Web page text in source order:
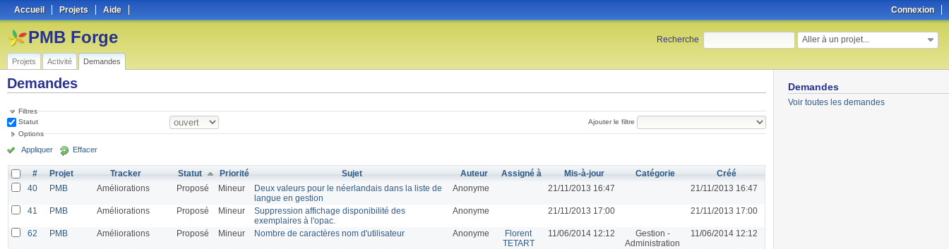
Connexion
Accueil Projets Aide
Recherche: Aller à un projet...
PMB Forge
Projets Activité Demandes
Demandes
Voir toutes les demandes
Demandes
Filtres
Statut
Ajouter le filtre
Options
Appliquer Effacer
# Projet Tracker Statut Priorité Sujet Auteur Assigné à Mis-à-jour Catégorie
Créé
40
PMB Améliorations Proposé Mineur
Deux valeurs pour le néerlandais dans la liste de
langue en gestion
Anonyme 21/11/2013 16:47 21/11/2013 16:47
41 PMB Améliorations Proposé Mineur
Suppression affichage disponibilité des
exemplaires à l'opac.
Anonyme 21/11/2013 17:00 21/11/2013 17:00
62 PMB Améliorations Proposé Mineur Nombre de caractères nom d'utilisateur Anonyme
Florent
TETART
11/06/2014 12:12
Gestion -
Administration
11/06/2014 12:12